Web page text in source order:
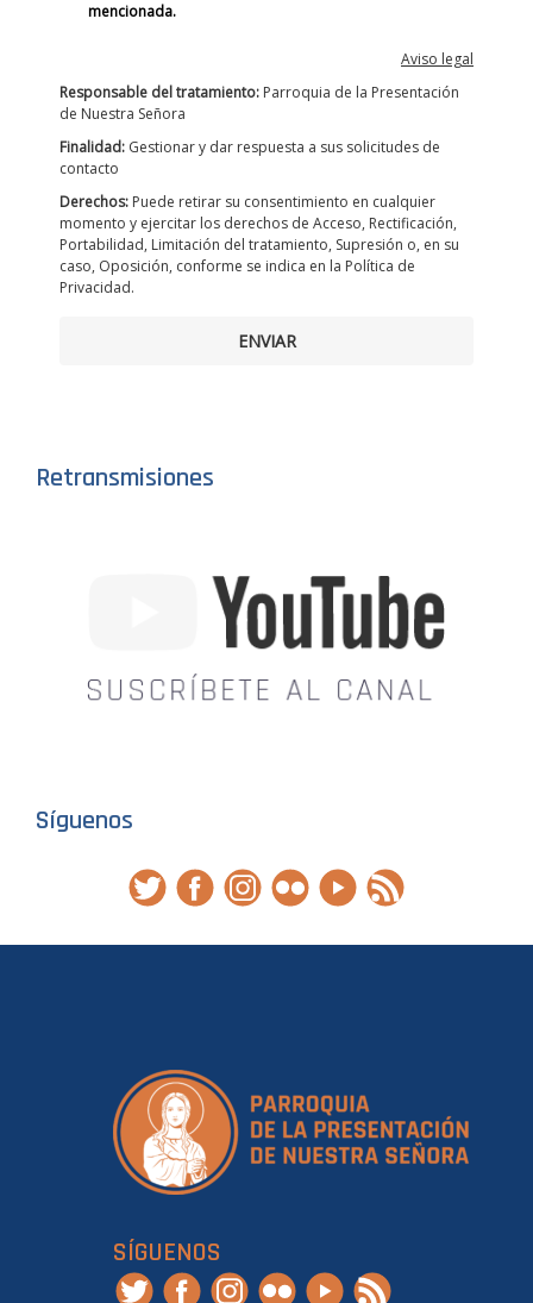
mencionada.
Aviso legal
Responsable del tratamiento: Parroquia de la Presentación
de Nuestra Señora
Finalidad: Gestionar y dar respuesta a sus solicitudes de
contacto
Derechos: Puede retirar su consentimiento en cualquier
momento y ejercitar los derechos de Acceso, Rectificación,
Portabilidad, Limitación del tratamiento, Supresión o, en su
caso, Oposición, conforme se indica en la Política de
Privacidad.
ENVIAR
Retransmisiones
Síguenos
SÍGUENOS